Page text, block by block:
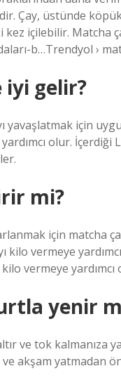
Çay, üstünde
içilebilir. Matcha
b…Trendyol ›
iyi gelir?
yavaşlatmak için
olur.
mi?
için matcha
kilo vermeye
kilo vermeye
yenir
ve tok kalmanıza
ve akşam yatmadan